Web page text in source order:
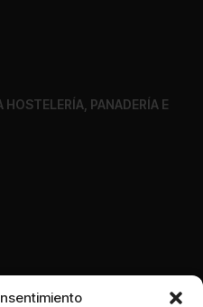
HOSTELERÍA, PANADERÍA E